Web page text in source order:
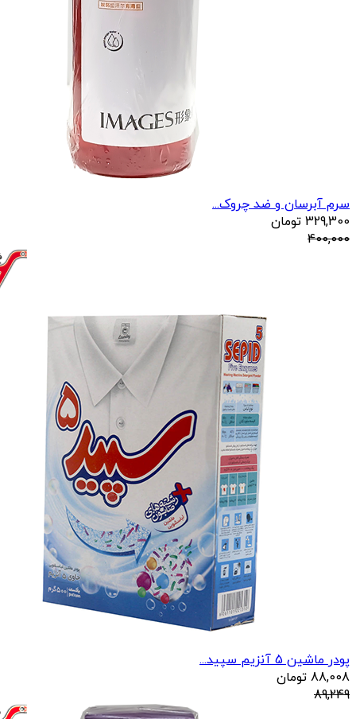
سرم آبرسان و ضد چروک...
329,300 تومان
400,000
پودر ماشین 5 آنزیم سپید...
88,008 تومان
89,249